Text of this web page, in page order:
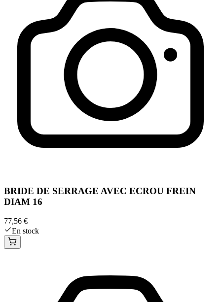
BRIDE DE SERRAGE AVEC ECROU FREIN
DIAM 16
77,56 €
En stock